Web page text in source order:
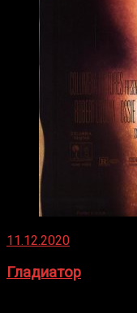
11.12.2020
Гладиатор